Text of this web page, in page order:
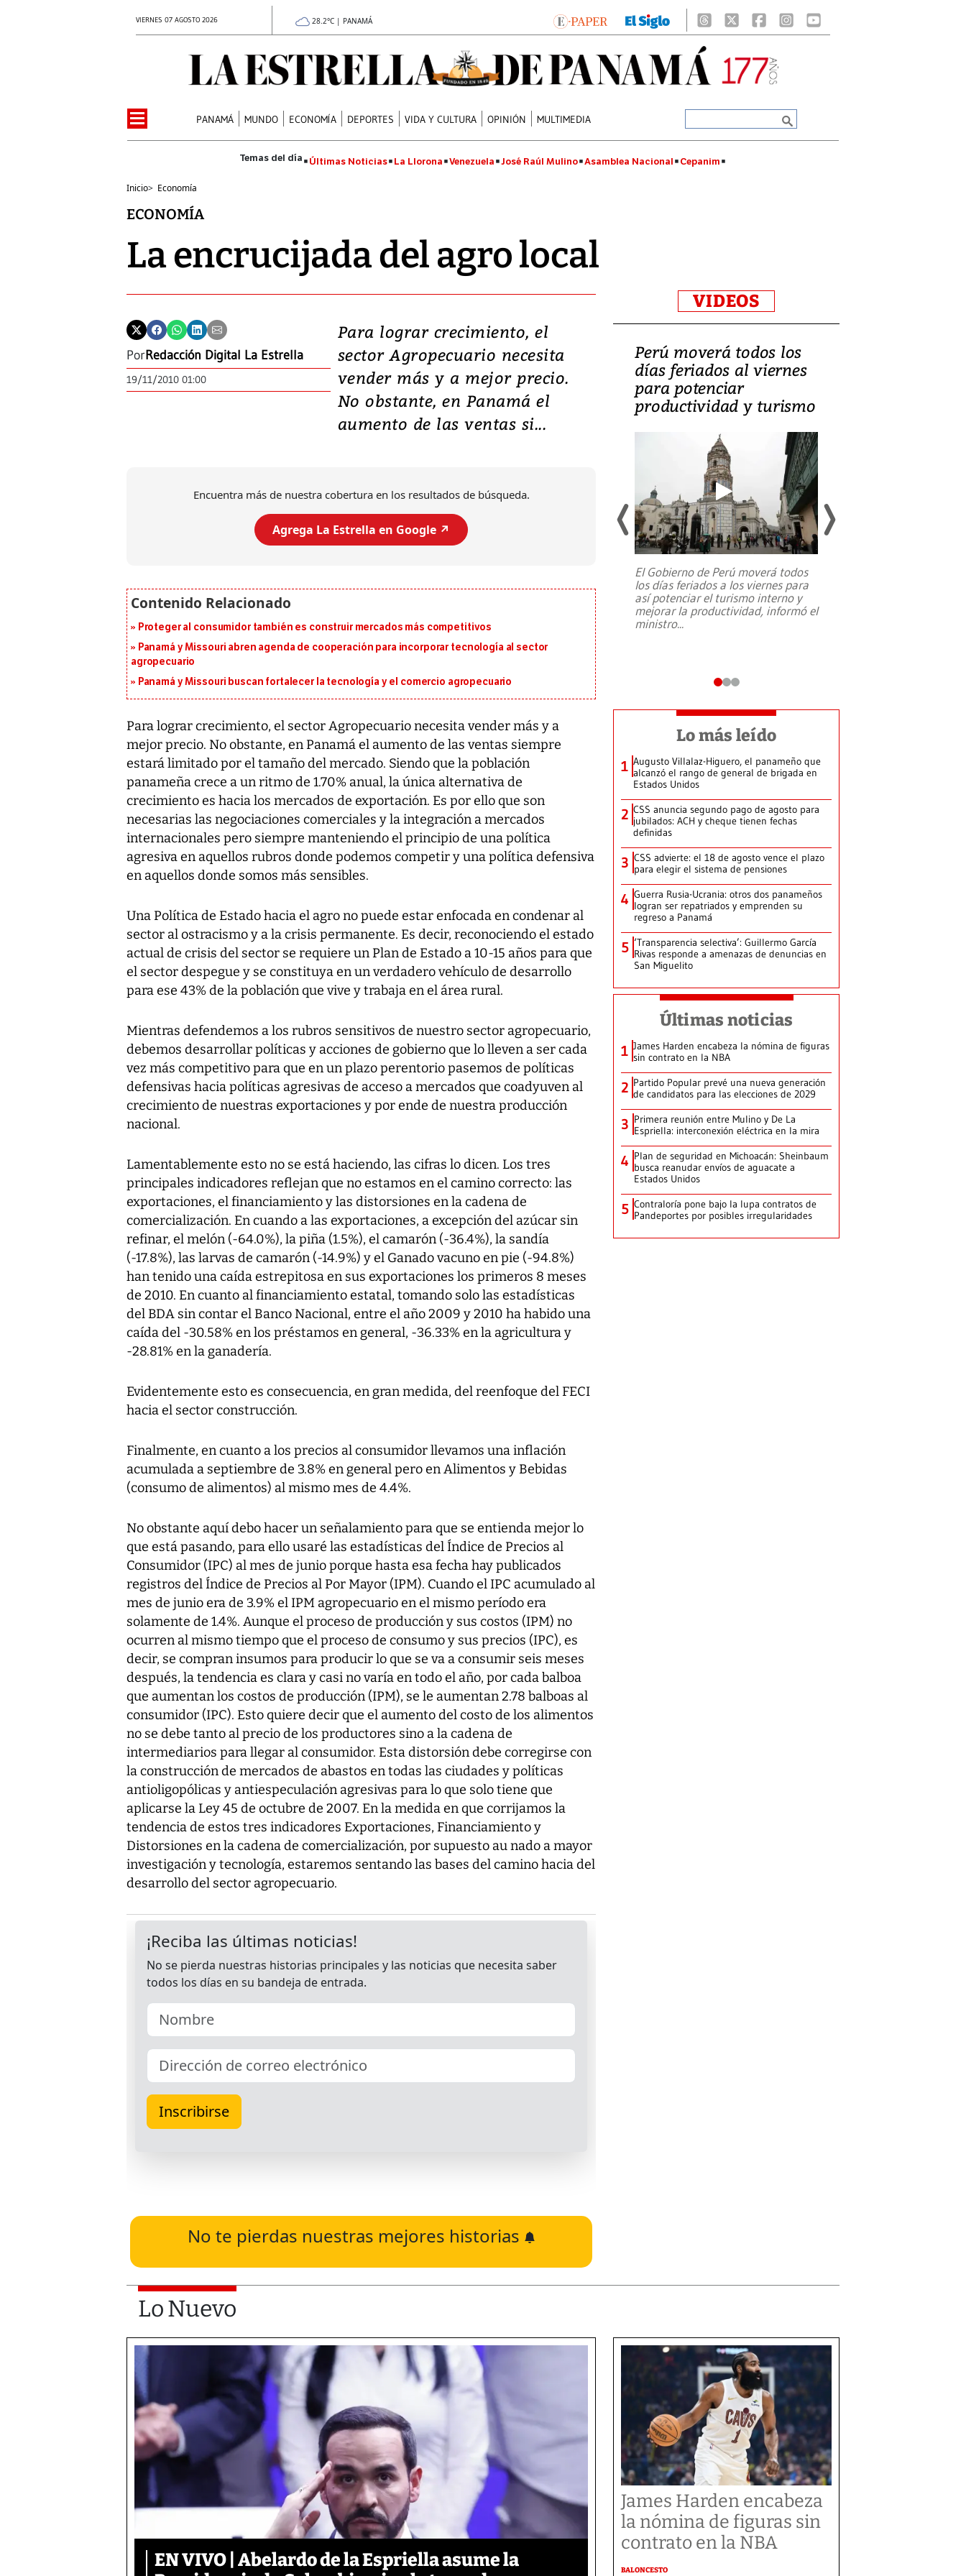
VIERNES 07 AGOSTO 2026 28.2°C | PANAMÁ
PANAMÁ MUNDO ECONOMÍA DEPORTES VIDA Y CULTURA OPINIÓN MULTIMEDIA
Últimas Noticias La Llorona Venezuela José Raúl Mulino Asamblea Nacional Cepanim
Inicio> Economía
ECONOMÍA
La encrucijada del agro local
PorRedacción Digital La Estrella
19/11/2010 01:00
Para lograr crecimiento, el
sector Agropecuario necesita
vender más y a mejor precio.
No obstante, en Panamá el
aumento de las ventas si...
Encuentra más de nuestra cobertura en los resultados de búsqueda.
Agrega La Estrella en Google ↗️
Proteger al consumidor también es construir mercados más competitivos
Panamá y Missouri abren agenda de cooperación para incorporar tecnología al sector
agropecuario
Panamá y Missouri buscan fortalecer la tecnología y el comercio agropecuario
Para lograr crecimiento, el sector Agropecuario necesita vender más y a
mejor precio. No obstante, en Panamá el aumento de las ventas siempre
estará limitado por el tamaño del mercado. Siendo que la población
panameña crece a un ritmo de 1.70% anual, la única alternativa de
crecimiento es hacia los mercados de exportación. Es por ello que son
necesarias las negociaciones comerciales y la integración a mercados
internacionales pero siempre manteniendo el principio de una política
agresiva en aquellos rubros donde podemos competir y una política defensiva
en aquellos donde somos más sensibles.
Una Política de Estado hacia el agro no puede estar enfocada en condenar al
sector al ostracismo y a la crisis permanente. Es decir, reconociendo el estado
actual de crisis del sector se requiere un Plan de Estado a 10-15 años para que
el sector despegue y se constituya en un verdadero vehículo de desarrollo
para ese 43% de la población que vive y trabaja en el área rural.
Mientras defendemos a los rubros sensitivos de nuestro sector agropecuario,
debemos desarrollar políticas y acciones de gobierno que lo lleven a ser cada
vez más competitivo para que en un plazo perentorio pasemos de políticas
defensivas hacia políticas agresivas de acceso a mercados que coadyuven al
crecimiento de nuestras exportaciones y por ende de nuestra producción
nacional.
Lamentablemente esto no se está haciendo, las cifras lo dicen. Los tres
principales indicadores reflejan que no estamos en el camino correcto: las
exportaciones, el financiamiento y las distorsiones en la cadena de
comercialización. En cuando a las exportaciones, a excepción del azúcar sin
refinar, el melón (-64.0%), la piña (1.5%), el camarón (-36.4%), la sandía
(-17.8%), las larvas de camarón (-14.9%) y el Ganado vacuno en pie (-94.8%)
han tenido una caída estrepitosa en sus exportaciones los primeros 8 meses
de 2010. En cuanto al financiamiento estatal, tomando solo las estadísticas
del BDA sin contar el Banco Nacional, entre el año 2009 y 2010 ha habido una
caída del -30.58% en los préstamos en general, -36.33% en la agricultura y
-28.81% en la ganadería.
Evidentemente esto es consecuencia, en gran medida, del reenfoque del FECI
hacia el sector construcción.
Finalmente, en cuanto a los precios al consumidor llevamos una inflación
acumulada a septiembre de 3.8% en general pero en Alimentos y Bebidas
(consumo de alimentos) al mismo mes de 4.4%.
No obstante aquí debo hacer un señalamiento para que se entienda mejor lo
que está pasando, para ello usaré las estadísticas del Índice de Precios al
Consumidor (IPC) al mes de junio porque hasta esa fecha hay publicados
registros del Índice de Precios al Por Mayor (IPM). Cuando el IPC acumulado al
mes de junio era de 3.9% el IPM agropecuario en el mismo período era
solamente de 1.4%. Aunque el proceso de producción y sus costos (IPM) no
ocurren al mismo tiempo que el proceso de consumo y sus precios (IPC), es
decir, se compran insumos para producir lo que se va a consumir seis meses
después, la tendencia es clara y casi no varía en todo el año, por cada balboa
que aumentan los costos de producción (IPM), se le aumentan 2.78 balboas al
consumidor (IPC). Esto quiere decir que el aumento del costo de los alimentos
no se debe tanto al precio de los productores sino a la cadena de
intermediarios para llegar al consumidor. Esta distorsión debe corregirse con
la construcción de mercados de abastos en todas las ciudades y políticas
antioligopólicas y antiespeculación agresivas para lo que solo tiene que
aplicarse la Ley 45 de octubre de 2007. En la medida en que corrijamos la
tendencia de estos tres indicadores Exportaciones, Financiamiento y
Distorsiones en la cadena de comercialización, por supuesto au nado a mayor
investigación y tecnología, estaremos sentando las bases del camino hacia del
desarrollo del sector agropecuario.
No te pierdas nuestras mejores historias
VIDEOS
Video: Lula lanza su
candidatura con
promesas de inversión
en defensa, educación y
tierras raras
Entre recuerdos y escuetas
da Silva, oficializó este domingo su
candidatura...
Perú moverá todos los
días feriados al viernes
para potenciar
productividad y turismo
El Gobierno de Perú moverá todos
los días feriados a los viernes para
así potenciar el turismo interno y
mejorar la productividad, informó el
ministro...
Lo más leído
1 Augusto Villalaz-Higuero, el panameño que
alcanzó el rango de general de brigada en
Estados Unidos
2 CSS anuncia segundo pago de agosto para
jubilados: ACH y cheque tienen fechas
definidas
3 CSS advierte: el 18 de agosto vence el plazo
para elegir el sistema de pensiones
4 Guerra Rusia-Ucrania: otros dos panameños
logran ser repatriados y emprenden su
regreso a Panamá
5 ‘Transparencia selectiva’: Guillermo García
Rivas responde a amenazas de denuncias en
San Miguelito
Últimas noticias
1 James Harden encabeza la nómina de figuras
sin contrato en la NBA
2 Partido Popular prevé una nueva generación
de candidatos para las elecciones de 2029
3 Primera reunión entre Mulino y De La
Espriella: interconexión eléctrica en la mira
4 Plan de seguridad en Michoacán: Sheinbaum
busca reanudar envíos de aguacate a
Estados Unidos
5 Contraloría pone bajo la lupa contratos de
Pandeportes por posibles irregularidades
Lo Nuevo
EN VIVO | Abelardo de la Espriella asume la
James Harden encabeza
la nómina de figuras sin
contrato en la NBA
BALONCESTO